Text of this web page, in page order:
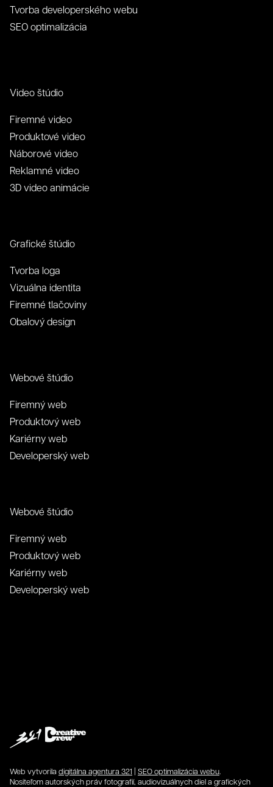
Tvorba developerského webu
SEO optimalizácia
Video štúdio
Firemné video
Produktové video
Náborové video
Reklamné video
3D video animácie
Grafické štúdio
Tvorba loga
Vizuálna identita
Firemné tlačoviny
Obalový design
Webové štúdio
Firemný web
Produktový web
Kariérny web
Developerský web
Webové štúdio
Firemný web
Produktový web
Kariérny web
Developerský web
Web vytvorila digitálna agentura 321 | SEO optimalizácia webu.
Nositeľom autorských práv fotografií, audiovizuálnych diel a grafických